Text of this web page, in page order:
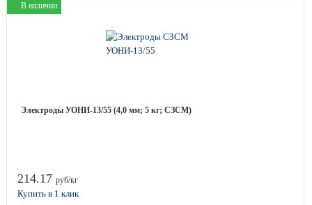
В наличии
Электроды УОНИ-13/55 (4,0 мм; 5 кг; СЗСМ)
214.17 руб/кг